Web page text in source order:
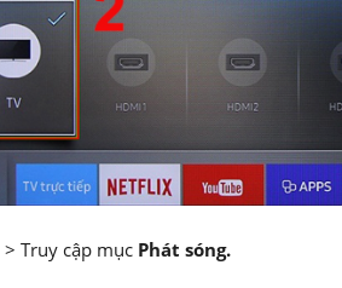
> Truy cập mục Phát sóng.